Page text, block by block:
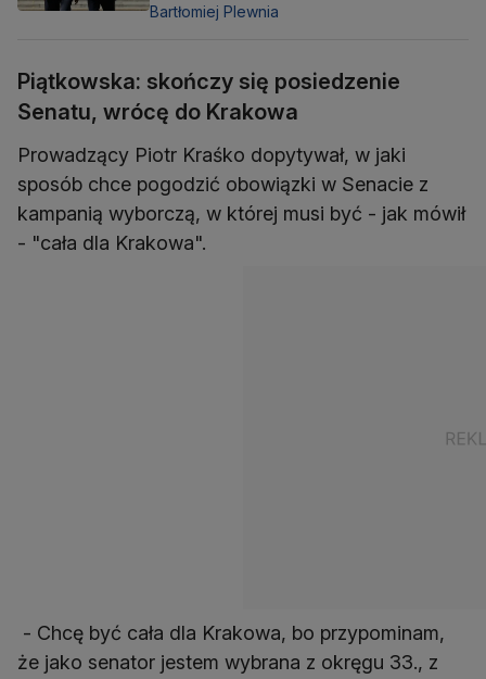
Bartłomiej Plewnia
Piątkowska: skończy się posiedzenie
Senatu, wrócę do Krakowa
Prowadzący Piotr Kraśko dopytywał, w jaki
sposób chce pogodzić obowiązki w Senacie z
kampanią wyborczą, w której musi być - jak mówił
- "cała dla Krakowa".
- Chcę być cała dla Krakowa, bo przypominam,
że jako senator jestem wybrana z okręgu 33., z